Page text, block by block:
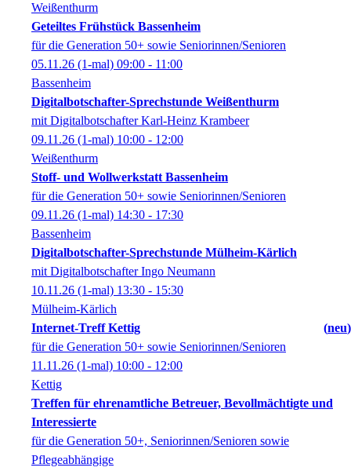
Weißenthurm
Geteiltes Frühstück Bassenheim
für die Generation 50+ sowie Seniorinnen/Senioren
05.11.26 (1-mal) 09:00 - 11:00
Bassenheim
Digitalbotschafter-Sprechstunde Weißenthurm
mit Digitalbotschafter Karl-Heinz Krambeer
09.11.26 (1-mal) 10:00 - 12:00
Weißenthurm
Stoff- und Wollwerkstatt Bassenheim
für die Generation 50+ sowie Seniorinnen/Senioren
09.11.26 (1-mal) 14:30 - 17:30
Bassenheim
Digitalbotschafter-Sprechstunde Mülheim-Kärlich
mit Digitalbotschafter Ingo Neumann
10.11.26 (1-mal) 13:30 - 15:30
Mülheim-Kärlich
Internet-Treff Kettig
neu
für die Generation 50+ sowie Seniorinnen/Senioren
11.11.26 (1-mal) 10:00 - 12:00
Kettig
Treffen für ehrenamtliche Betreuer, Bevollmächtigte und
Interessierte
für die Generation 50+, Seniorinnen/Senioren sowie
Pflegeabhängige